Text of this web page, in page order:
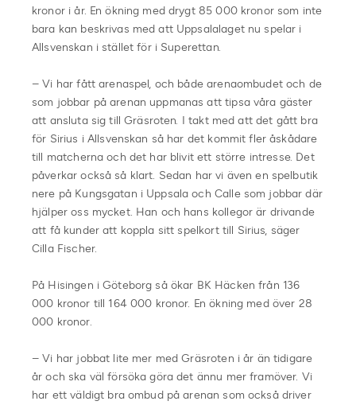
kronor i år. En ökning med drygt 85 000 kronor som inte
bara kan beskrivas med att Uppsalalaget nu spelar i
Allsvenskan i stället för i Superettan.
– Vi har fått arenaspel, och både arenaombudet och de
som jobbar på arenan uppmanas att tipsa våra gäster
att ansluta sig till Gräsroten. I takt med att det gått bra
för Sirius i Allsvenskan så har det kommit fler åskådare
till matcherna och det har blivit ett större intresse. Det
påverkar också så klart. Sedan har vi även en spelbutik
nere på Kungsgatan i Uppsala och Calle som jobbar där
hjälper oss mycket. Han och hans kollegor är drivande
att få kunder att koppla sitt spelkort till Sirius, säger
Cilla Fischer.
På Hisingen i Göteborg så ökar BK Häcken från 136
000 kronor till 164 000 kronor. En ökning med över 28
000 kronor.
– Vi har jobbat lite mer med Gräsroten i år än tidigare
år och ska väl försöka göra det ännu mer framöver. Vi
har ett väldigt bra ombud på arenan som också driver